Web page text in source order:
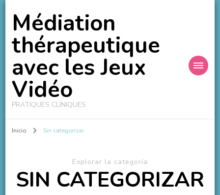
Médiation
thérapeutique
avec les Jeux
Vidéo
PRATIQUES CLINIQUES
Inicio Sin categorizar
Explorar la categoría
SIN CATEGORIZAR